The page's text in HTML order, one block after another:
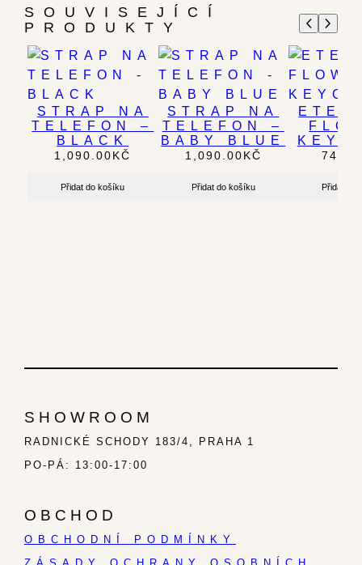
SOUVISEJÍCÍ
PRODUKTY
STRAP NA
TELEFON –
BLACK
1,090.00KČ
Přidat do košíku
STRAP NA
TELEFON –
BABY BLUE
1,090.00KČ
Přidat do košíku Přidat do
SHOWROOM
RADNICKÉ SCHODY 183/4, PRAHA 1
PO-PÁ: 13:00-17:00
OBCHOD
OBCHODNÍ PODMÍNKY